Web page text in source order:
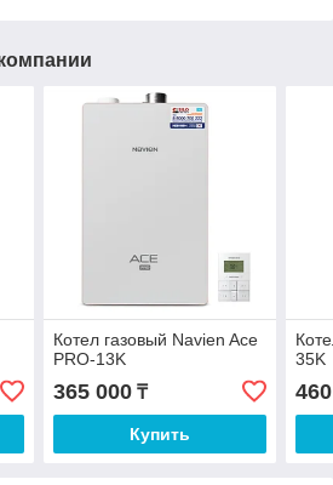
Котел газовый Navien Ace
PRO-13K
365 000₸
Купить
35K